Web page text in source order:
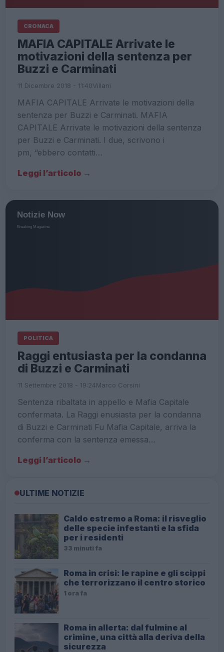
CRONACA
MAFIA CAPITALE Arrivate le
motivazioni della sentenza per
Buzzi e Carminati
11 Dicembre 2018 - 11:40Villani
MAFIA CAPITALE Arrivate le motivazioni della
sentenza per Buzzi e Carminati. MAFIA
CAPITALE Arrivate le motivazioni della sentenza
per Buzzi e Carminati. I due, scrivono i
pm, “ebbero contatti…
Leggi l’articolo →
POLITICA
Raggi entusiasta per la condanna
di Buzzi e Carminati
11 Settembre 2018 - 19:24Marco Corsini
Sentenza ribaltata in appello e Mafia Capitale
confermata. La Raggi enusiasta per la condanna
di Buzzi e Carminati Fu Mafia Capitale, arriva la
conferma con la sentenza emessa…
Leggi l’articolo →
ULTIME NOTIZIE
Caldo estremo a Roma: il risveglio
delle specie infestanti e la sfida
per i residenti
33 minuti fa
Roma in crisi: le rapine e gli scippi
che terrorizzano il centro storico
1 ora fa
Roma in allerta: dal fulmine al
crimine, una città alla deriva della
sicurezza